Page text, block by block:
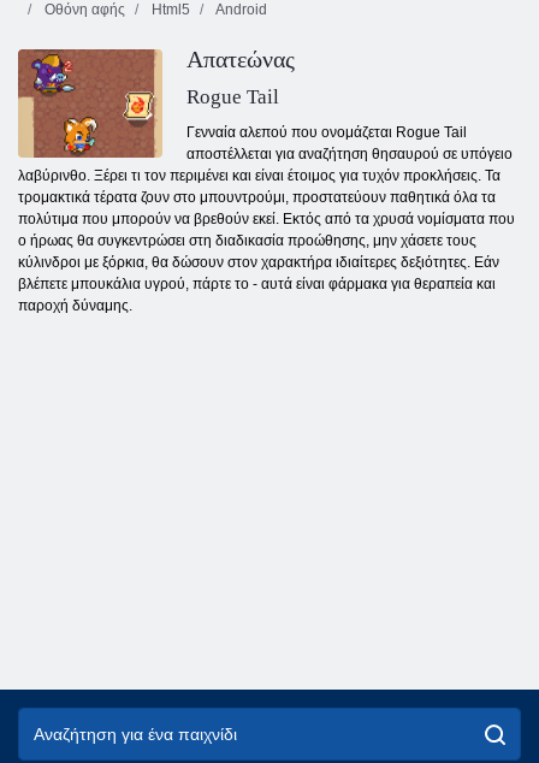
Οθόνη αφής
Html5 Android
Απατεώνας
Rogue Tail
Γενναία αλεπού που ονομάζεται Rogue Tail
αποστέλλεται για αναζήτηση θησαυρού σε υπόγειο
λαβύρινθο. Ξέρει τι τον περιμένει και είναι έτοιμος για τυχόν προκλήσεις. Τα
τρομακτικά τέρατα ζουν στο μπουντρούμι, προστατεύουν παθητικά όλα τα
πολύτιμα που μπορούν να βρεθούν εκεί. Εκτός από τα χρυσά νομίσματα που
ο ήρωας θα συγκεντρώσει στη διαδικασία προώθησης, μην χάσετε τους
κύλινδροι με ξόρκια, θα δώσουν στον χαρακτήρα ιδιαίτερες δεξιότητες. Εάν
βλέπετε μπουκάλια υγρού, πάρτε το - αυτά είναι φάρμακα για θεραπεία και
παροχή δύναμης.